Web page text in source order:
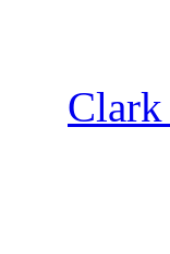
Clark